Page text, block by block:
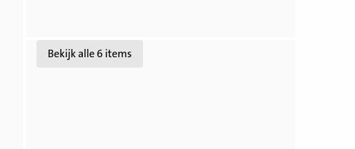
BekijkBekijk alle 6 items